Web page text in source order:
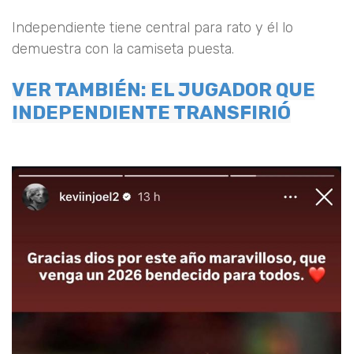
Independiente tiene central para rato y él lo
demuestra con la camiseta puesta.
VER TAMBIÉN: EL JUGADOR QUE
INDEPENDIENTE TRANSFIRIÓ